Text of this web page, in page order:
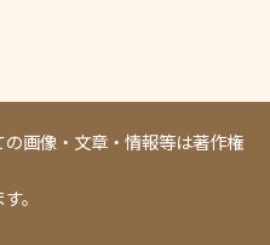
画像・文章・情報等は著作権
。